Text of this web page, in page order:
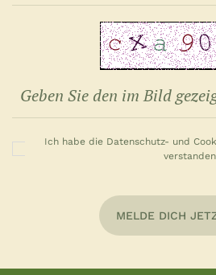
Ich habe die Datenschutz- und
MELDE DICH